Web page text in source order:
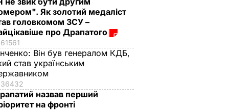
Як золотий медаліст
головкомом ЗСУ –
про Драпатого
61561
Він був генералом КДБ,
став українським
36432
назвав перший
на фронті